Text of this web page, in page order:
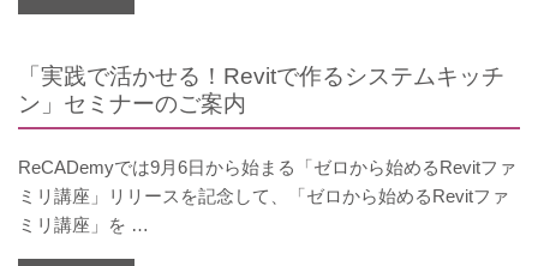
「実践で活かせる！Revitで作るシステムキッチ
ン」セミナーのご案内
ReCADemyでは9月6日から始まる「ゼロから始めるRevitファ
ミリ講座」リリースを記念して、「ゼロから始めるRevitファ
ミリ講座」を …